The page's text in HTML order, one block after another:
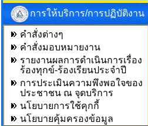
การให้บริการ/การปฏิบัติงาน
คำสั่งต่างๆ
คำสั่งมอบหมายงาน
รายงานผลการดำเนินการเรื่อง
ร้องทุกข์-ร้องเรียนประจำปี
การประเมินความพึงพอใจของ
ประชาชน ณ จุดบริการ
นโยบายการใช้คุกกี้
นโยบายคุ้มครองข้อมูล